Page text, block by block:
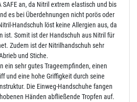
SAFE an, da Nitril extrem elastisch und bis
es bei Überdehnungen nicht porös oder
Handschuh löst keine Allergien aus, da
ist. Somit ist der Handschuh aus Nitril für
Zudem ist der Nitrilhandschuh sehr
und Stiche.
ein sehr gutes Trageempfinden, einen
und eine hohe Griffigkeit durch seine
Die Einweg-Handschuhe fangen
Händen abfließende Tropfen auf.